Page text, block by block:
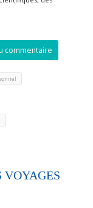
commentaire
VOYAGES